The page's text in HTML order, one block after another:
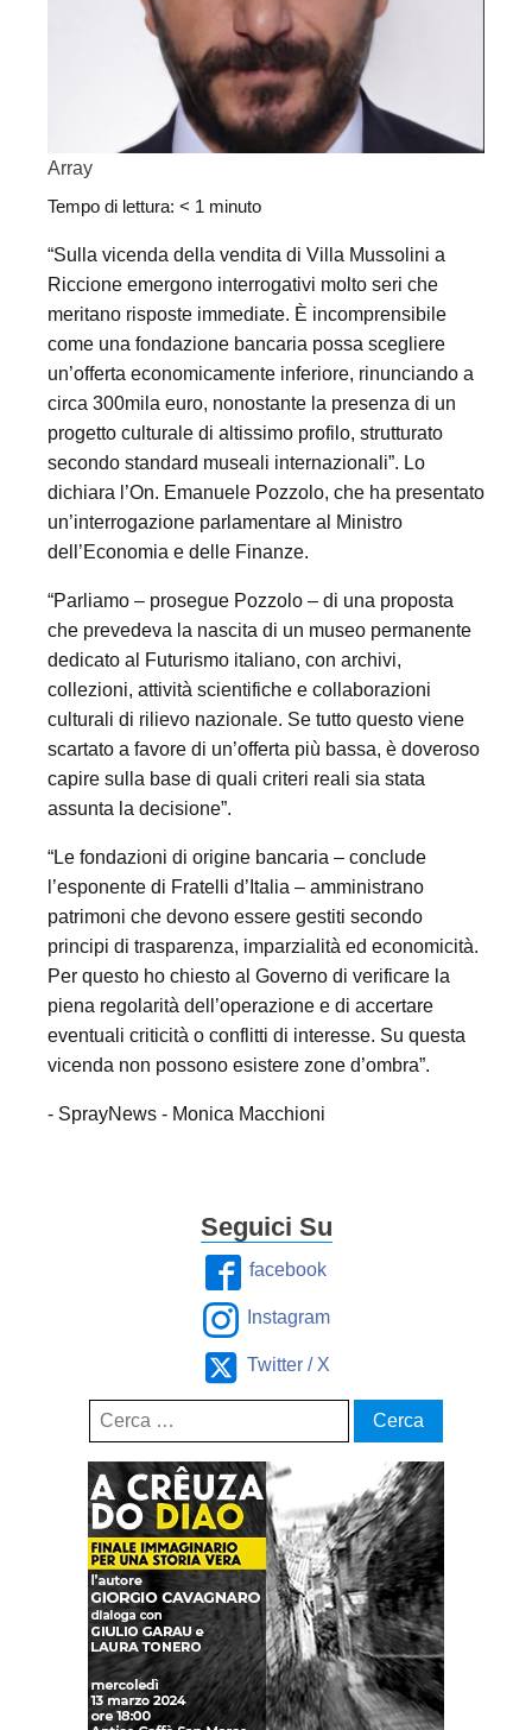
Array
Tempo di lettura: < 1 minuto
“Sulla vicenda della vendita di Villa Mussolini a
Riccione emergono interrogativi molto seri che
meritano risposte immediate. È incomprensibile
come una fondazione bancaria possa scegliere
un’offerta economicamente inferiore, rinunciando a
circa 300mila euro, nonostante la presenza di un
progetto culturale di altissimo profilo, strutturato
secondo standard museali internazionali”. Lo
dichiara l’On. Emanuele Pozzolo, che ha presentato
un’interrogazione parlamentare al Ministro
dell’Economia e delle Finanze.
“Parliamo – prosegue Pozzolo – di una proposta
che prevedeva la nascita di un museo permanente
dedicato al Futurismo italiano, con archivi,
collezioni, attività scientifiche e collaborazioni
culturali di rilievo nazionale. Se tutto questo viene
scartato a favore di un’offerta più bassa, è doveroso
capire sulla base di quali criteri reali sia stata
assunta la decisione”.
“Le fondazioni di origine bancaria – conclude
l’esponente di Fratelli d’Italia – amministrano
patrimoni che devono essere gestiti secondo
principi di trasparenza, imparzialità ed economicità.
Per questo ho chiesto al Governo di verificare la
piena regolarità dell’operazione e di accertare
eventuali criticità o conflitti di interesse. Su questa
vicenda non possono esistere zone d’ombra”.
- SprayNews - Monica Macchioni
Seguici Su
facebook
Instagram
Twitter / X
Ricerca
per: